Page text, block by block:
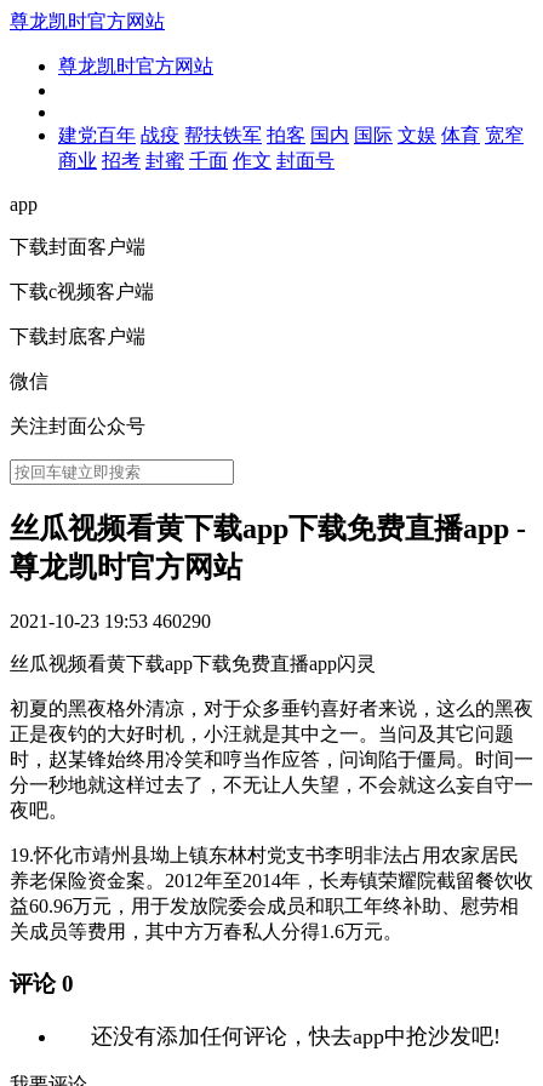
尊龙凯时官方网站
尊龙凯时官方网站
建党百年 战疫 帮扶铁军 拍客 国内 国际 文娱 体育 宽窄
商业 招考 封蜜 千面 作文 封面号
app
下载封面客户端
下载c视频客户端
下载封底客户端
微信
关注封面公众号
丝瓜视频看黄下载app下载免费直播app -
尊龙凯时官方网站
2021-10-23 19:53 460290
丝瓜视频看黄下载app下载免费直播app闪灵
初夏的黑夜格外清凉，对于众多垂钓喜好者来说，这么的黑夜
正是夜钓的大好时机，小汪就是其中之一。当问及其它问题
时，赵某锋始终用冷笑和哼当作应答，问询陷于僵局。时间一
分一秒地就这样过去了，不无让人失望，不会就这么妄自守一
夜吧。
19.怀化市靖州县坳上镇东林村党支书李明非法占用农家居民
养老保险资金案。2012年至2014年，长寿镇荣耀院截留餐饮收
益60.96万元，用于发放院委会成员和职工年终补助、慰劳相
关成员等费用，其中方万春私人分得1.6万元。
评论 0
还没有添加任何评论，快去app中抢沙发吧!